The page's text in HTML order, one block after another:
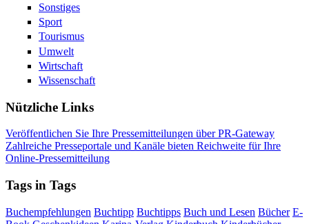
Sonstiges
Sport
Tourismus
Umwelt
Wirtschaft
Wissenschaft
Nützliche Links
Veröffentlichen Sie Ihre Pressemitteilungen über PR-Gateway
Zahlreiche Presseportale und Kanäle bieten Reichweite für Ihre
Online-Pressemitteilung
Tags in Tags
Buchempfehlungen Buchtipp Buchtipps Buch und Lesen Bücher E-